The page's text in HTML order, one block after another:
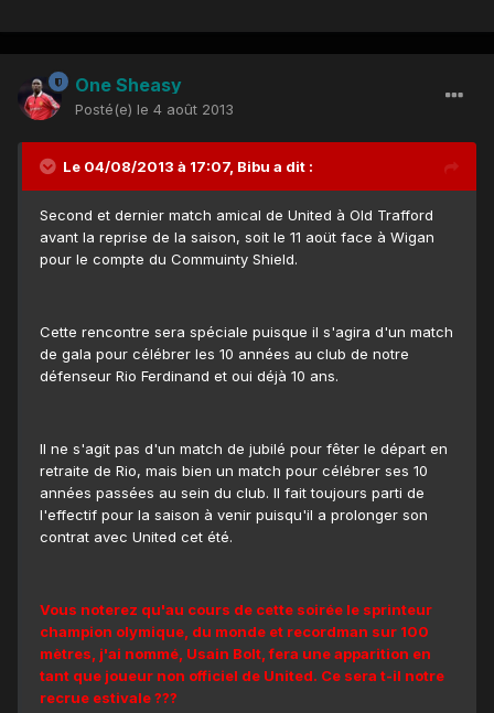
One Sheasy
Posté(e) le 4 août 2013
Le 04/08/2013 à 17:07, Bibu a dit :
Second et dernier match amical de United à Old Trafford
avant la reprise de la saison, soit le 11 aoüt face à Wigan
pour le compte du Commuinty Shield.
Cette rencontre sera spéciale puisque il s'agira d'un match
de gala pour célébrer les 10 années au club de notre
défenseur Rio Ferdinand et oui déjà 10 ans.
Il ne s'agit pas d'un match de jubilé pour fêter le départ en
retraite de Rio, mais bien un match pour célébrer ses 10
années passées au sein du club. Il fait toujours parti de
l'effectif pour la saison à venir puisqu'il a prolonger son
contrat avec United cet été.
Vous noterez qu'au cours de cette soirée le sprinteur
champion olymique, du monde et recordman sur 100
mètres, j'ai nommé, Usain Bolt, fera une apparition en
tant que joueur non officiel de United. Ce sera t-il notre
recrue estivale ???